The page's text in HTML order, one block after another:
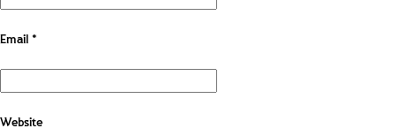
Email*
Website